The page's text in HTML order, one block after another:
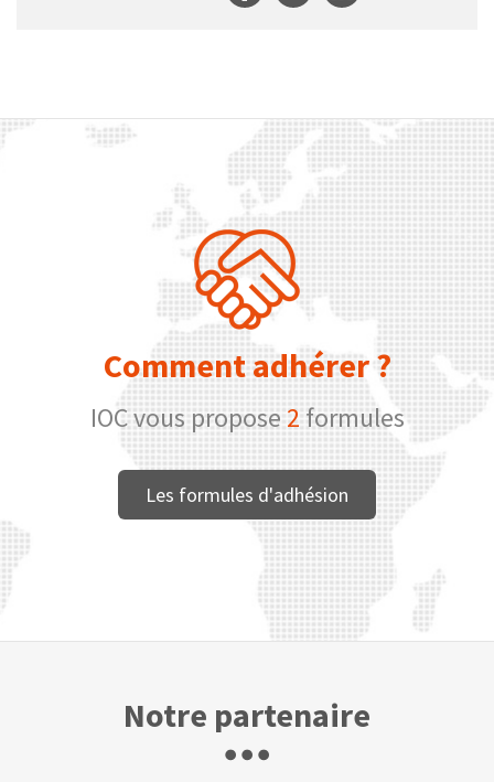
Comment adhérer ?
IOC vous propose 2 formules
Les formules d'adhésion
Notre partenaire